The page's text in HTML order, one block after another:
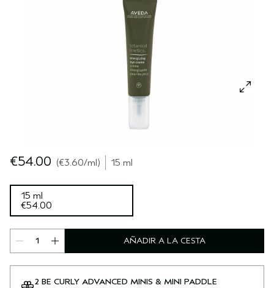
SÉRUM PARA EL CABELLO
CUERO CABELLUDO SENSIBLE
TODAS LAS COLECCIONES
€54.00 €3.60/ml 15 ml
15 ml
€54.00
AÑADIR A LA CESTA
2 BE CURLY ADVANCED MINIS & MINI PADDLE